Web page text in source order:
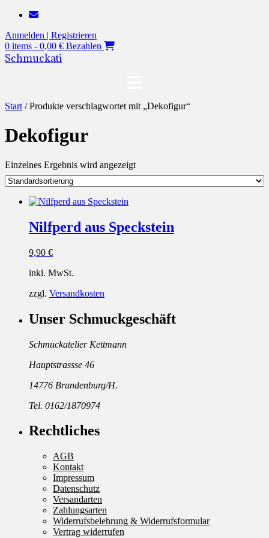
Zum
springen
Anmelden | Registrieren
0 items - 0,00 € Bezahlen
Schmuckati
Start / Produkte verschlagwortet mit „Dekofigur“
Dekofigur
Einzelnes Ergebnis wird angezeigt
Nilfperd aus Speckstein
9,90 €
inkl. MwSt.
zzgl. Versandkosten
Unser Schmuckgeschäft
Schmuckatelier Kettmann
Hauptstrassse 46
14776 Brandenburg/H.
Tel. 0162/1870974
Rechtliches
AGB
Kontakt
Impressum
Datenschutz
Versandarten
Zahlungsarten
Widerrufsbelehrung & Widerrufsformular
Vertrag widerrufen